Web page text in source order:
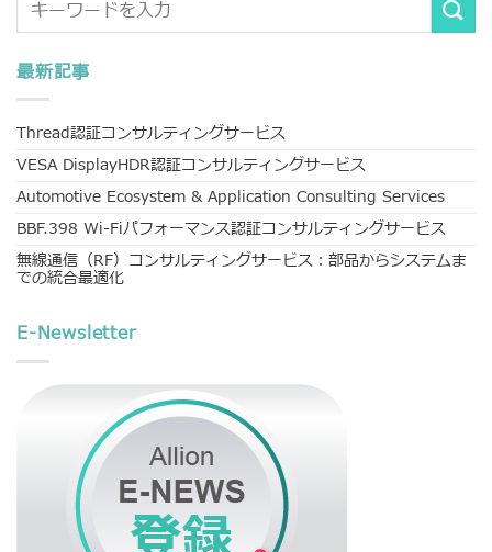
最新記事
Thread認証コンサルティングサービス
VESA DisplayHDR認証コンサルティングサービス
Automotive Ecosystem & Application Consulting Services
BBF.398 Wi-Fiパフォーマンス認証コンサルティングサービス
無線通信（RF）コンサルティングサービス：部品からシステムま
での統合最適化
E-Newsletter